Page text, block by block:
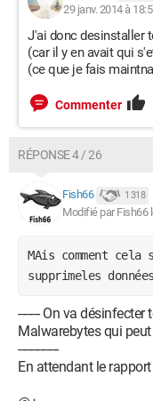
29 janv. 2014 à
J'ai donc desinstaller
(car il y en avait qui
(ce que je fais
Commenter
RÉPONSE 4 / 26
Fish66 1 318
Modifié par Fish66
MAis comment
supprimeles
------- On va désinfecter
Malwarebytes qui
-------------
En attendant le rapport